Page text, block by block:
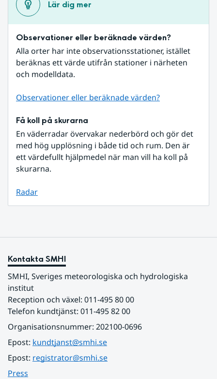
Lär dig mer
Observationer eller beräknade värden?
Alla orter har inte observationsstationer, istället
beräknas ett värde utifrån stationer i närheten
och modelldata.
Observationer eller beräknade värden?
Få koll på skurarna
En väderradar övervakar nederbörd och gör det
med hög upplösning i både tid och rum. Den är
ett värdefullt hjälpmedel när man vill ha koll på
skurarna.
Radar
Kontakta SMHI
SMHI, Sveriges meteorologiska och hydrologiska
institut
Reception och växel: 011-495 80 00
Telefon kundtjänst: 011-495 82 00
Organisationsnummer: 202100-0696
Epost: kundtjanst@smhi.se
Epost: registrator@smhi.se
Press